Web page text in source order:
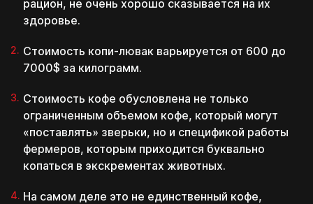
рацион, не очень хорошо сказывается на их
здоровье.
Стоимость копи-лювак варьируется от 600 до
7000$ за килограмм.
Стоимость кофе обусловлена не только
ограниченным объемом кофе, который могут
«поставлять» зверьки, но и спецификой работы
фермеров, которым приходится буквально
копаться в экскрементах животных.
На самом деле это не единственный кофе,
Ознакомлен сполитикой обработки
персональных данных
добровольно, даёте согласие на обработку
персональных данных и принимаете условия
пользования Платформой
Отправить
Или напиши нам в любой мессенджер
Без справок и кучи документов
Разрешение в
течение 30 минут
Для граждан РФ
и необходимую задачу
Выбирай, оплачивай
и посещай только
необходимые блоки
из разных школ и курсов
хватает
Перейти к тестам
Уже знаешь?